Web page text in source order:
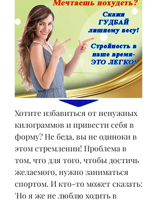
Хотите избавиться от ненужных
килограммов и привести себя в
форму? Не беда, вы не одиноки в
этом стремлении! Проблема в
том, что для того, чтобы достичь
желаемого, нужно заниматься
спортом. И кто-то может сказать:
'Но я же не люблю ходить в